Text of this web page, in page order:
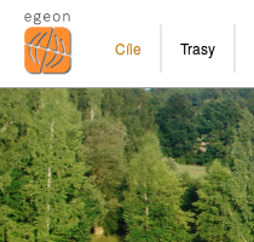
Cíle Trasy